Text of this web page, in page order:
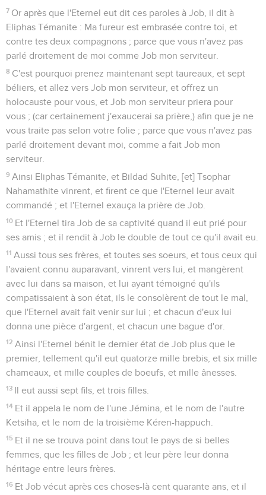
7 Or après que l'Eternel eut dit ces paroles à Job, il dit à
Eliphas Témanite : Ma fureur est embrasée contre toi, et
contre tes deux compagnons ; parce que vous n'avez pas
parlé droitement de moi comme Job mon serviteur.
8 C'est pourquoi prenez maintenant sept taureaux, et sept
béliers, et allez vers Job mon serviteur, et offrez un
holocauste pour vous, et Job mon serviteur priera pour
vous ; (car certainement j'exaucerai sa prière,) afin que je ne
vous traite pas selon votre folie ; parce que vous n'avez pas
parlé droitement devant moi, comme a fait Job mon
serviteur.
9 Ainsi Eliphas Témanite, et Bildad Suhite, [et] Tsophar
Nahamathite vinrent, et firent ce que l'Eternel leur avait
commandé ; et l'Eternel exauça la prière de Job.
10 Et l'Eternel tira Job de sa captivité quand il eut prié pour
ses amis ; et il rendit à Job le double de tout ce qu'il avait eu.
11 Aussi tous ses frères, et toutes ses soeurs, et tous ceux qui
l'avaient connu auparavant, vinrent vers lui, et mangèrent
avec lui dans sa maison, et lui ayant témoigné qu'ils
compatissaient à son état, ils le consolèrent de tout le mal,
que l'Eternel avait fait venir sur lui ; et chacun d'eux lui
donna une pièce d'argent, et chacun une bague d'or.
12 Ainsi l'Eternel bénit le dernier état de Job plus que le
premier, tellement qu'il eut quatorze mille brebis, et six mille
chameaux, et mille couples de boeufs, et mille ânesses.
13 Il eut aussi sept fils, et trois filles.
14 Et il appela le nom de l'une Jémina, et le nom de l'autre
Ketsiha, et le nom de la troisième Kéren-happuch.
15 Et il ne se trouva point dans tout le pays de si belles
femmes, que les filles de Job ; et leur père leur donna
héritage entre leurs frères.
16 Et Job vécut après ces choses-là cent quarante ans, et il